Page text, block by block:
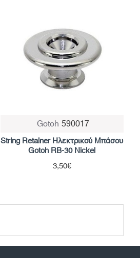
Gotoh 590017
String Retainer Ηλεκτρικού Μπάσου
Gotoh RB-30 Nickel
3,50€